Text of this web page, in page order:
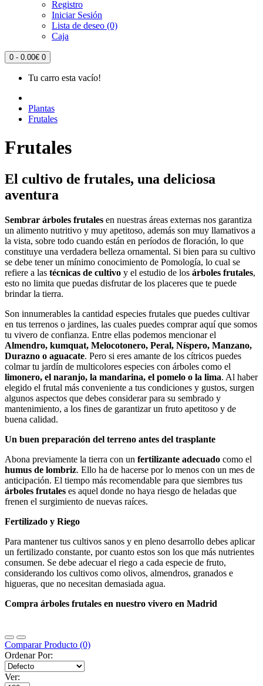
Registro
Iniciar Sesión
Lista de deseo (0)
Caja
0 - 0.00€ 0
Tu carro esta vacío!
Plantas
Frutales
Frutales
El cultivo de frutales, una deliciosa
aventura
Sembrar árboles frutales en nuestras áreas externas nos garantiza
un alimento nutritivo y muy apetitoso, además son muy llamativos a
la vista, sobre todo cuando están en períodos de floración, lo que
constituye una verdadera belleza ornamental. Si bien para su cultivo
se debe tener un mínimo conocimiento de Pomología, lo cual se
refiere a las técnicas de cultivo y el estudio de los árboles frutales,
esto no limita que puedas disfrutar de los placeres que te puede
brindar la tierra.
Son innumerables la cantidad especies frutales que puedes cultivar
en tus terrenos o jardines, las cuales puedes comprar aquí que somos
tu vivero de confianza. Entre ellas podemos mencionar el
Almendro, kumquat, Melocotonero, Peral, Níspero, Manzano,
Durazno o aguacate. Pero si eres amante de los cítricos puedes
colmar tu jardín de multicolores especies con árboles como el
limonero, el naranjo, la mandarina, el pomelo o la lima. Al haber
elegido el frutal más conveniente a tus condiciones y gustos, surgen
algunos aspectos que debes considerar para su sembrado y
mantenimiento, a los fines de garantizar un fruto apetitoso y de
buena calidad.
Un buen preparación del terreno antes del trasplante
Abona previamente la tierra con un fertilizante adecuado como el
humus de lombriz. Ello ha de hacerse por lo menos con un mes de
anticipación. El tiempo más recomendable para que siembres tus
árboles frutales es aquel donde no haya riesgo de heladas que
frenen el surgimiento de nuevas raíces.
Fertilizado y Riego
Para mantener tus cultivos sanos y en pleno desarrollo debes aplicar
un fertilizado constante, por cuanto estos son los que más nutrientes
consumen. Se debe adecuar el riego a cada especie de fruto,
considerando los cultivos como olivos, almendros, granados e
higueras, que no necesitan demasiada agua.
Compra árboles frutales en nuestro vivero en Madrid
Comparar Producto (0)
Ordenar Por:
Ver: